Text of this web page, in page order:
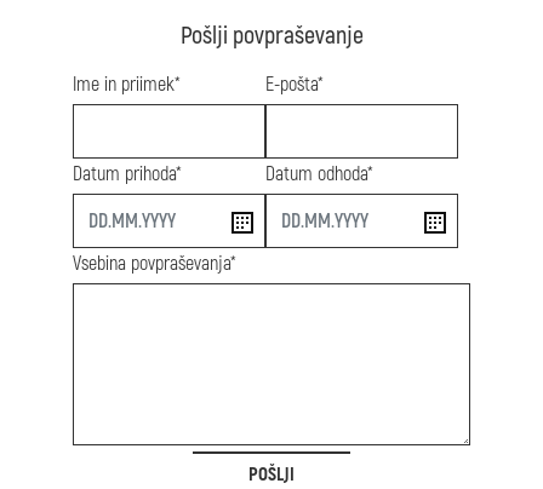
Pošlji povpraševanje
Ime in priimek* E-pošta*
Datum prihoda*
start
Datum odhoda*
end
Vsebina povpraševanja*
POŠLJI